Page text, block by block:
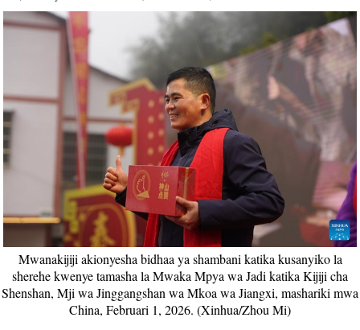
Mwanakijiji akionyesha bidhaa ya shambani katika kusanyiko la
sherehe kwenye tamasha la Mwaka Mpya wa Jadi katika Kijiji cha
Shenshan, Mji wa Jinggangshan wa Mkoa wa Jiangxi, mashariki mwa
China, Februari 1, 2026. (Xinhua/Zhou Mi)